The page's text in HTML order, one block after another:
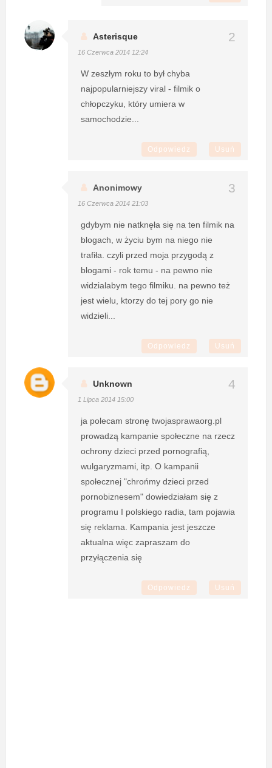
Asterisque
16 Czerwca 2014 12:24
W zeszłym roku to był chyba
najpopularniejszy viral - filmik o
chłopczyku, który umiera w
samochodzie...
Odpowiedz Usuń
Anonimowy
16 Czerwca 2014 21:03
gdybym nie natknęła się na ten filmik na
blogach, w życiu bym na niego nie
trafiła. czyli przed moja przygodą z
blogami - rok temu - na pewno nie
widzialabym tego filmiku. na pewno też
jest wielu, ktorzy do tej pory go nie
widzieli...
Odpowiedz Usuń
Unknown
1 Lipca 2014 15:00
ja polecam stronę twojasprawaorg.pl
prowadzą kampanie społeczne na rzecz
ochrony dzieci przed pornografią,
wulgaryzmami, itp. O kampanii
społecznej "chrońmy dzieci przed
pornobiznesem" dowiedziałam się z
programu I polskiego radia, tam pojawia
się reklama. Kampania jest jeszcze
aktualna więc zapraszam do
przyłączenia się
Odpowiedz Usuń